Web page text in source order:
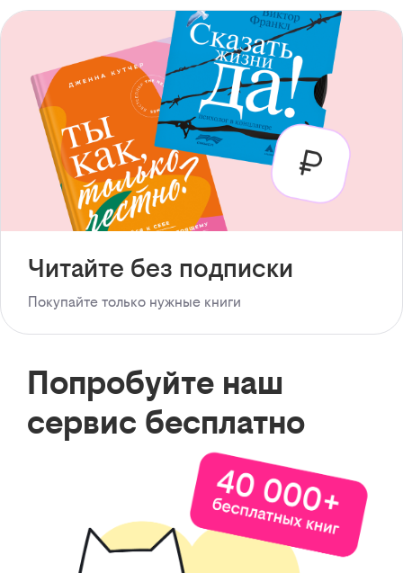
Читайте без подписки
Покупайте только нужные книги
Попробуйте наш
сервис бесплатно